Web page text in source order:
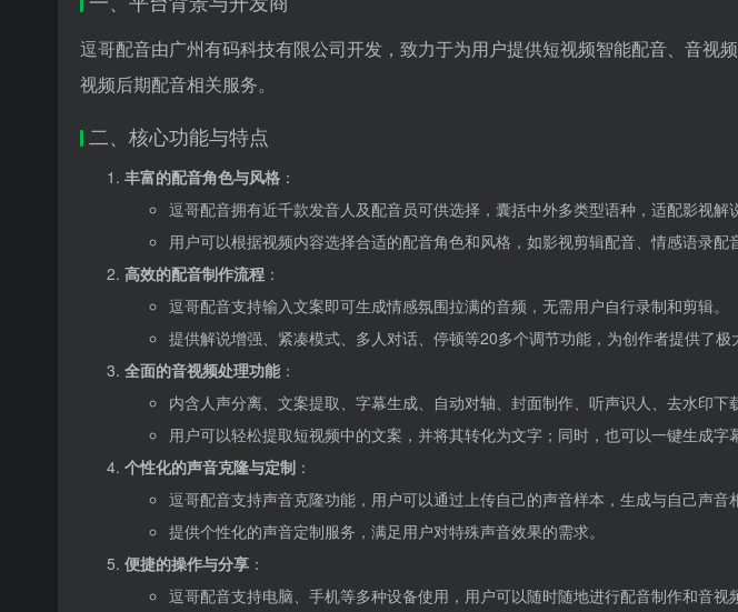
逗哥配音由广州有码科技有限公司开发，致力于为用户提供短视频智能配音、音视
视频后期配音相关服务。
二、核心功能与特点
丰富的配音角色与风格 ：
逗哥配音拥有近千款发音人及配音员可供选择，囊括中外多类型语种，适配影视解
用户可以根据视频内容选择合适的配音角色和风格，如影视剪辑配音、情感语录配
高效的配音制作流程 ：
逗哥配音支持输入文案即可生成情感氛围拉满的音频，无需用户自行录制和剪辑。
提供解说增强、紧凑模式、多人对话、停顿等20多个调节功能，为创作者提供了极
全面的音视频处理功能：
内含人声分离、文案提取、字幕生成、自动对轴、封面制作、听声识人、去水印下
用户可以轻松提取短视频中的文案，并将其转化为文字；同时，也可以一键生成字
个性化的声音克隆与定制 ：
逗哥配音支持声音克隆功能，用户可以通过上传自己的声音样本，生成与自己声音
提供个性化的声音定制服务，满足用户对特殊声音效果的需求。
便捷的操作与分享 ：
逗哥配音支持电脑、手机等多种设备使用，用户可以随时随地进行配音制作和音视